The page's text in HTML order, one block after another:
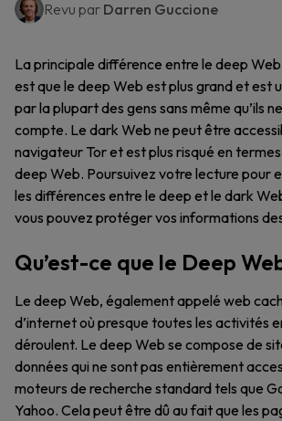
Revu par Darren Guccione
La principale différence entre le deep
est que le deep Web est plus grand et est
par la plupart des gens sans même qu’ils
compte. Le dark Web ne peut être
navigateur Tor et est plus risqué en termes
deep Web. Poursuivez votre lecture pour
les différences entre le deep et le dark
vous pouvez protéger vos informations
Qu’est-ce que le Deep
Le deep Web, également appelé web
d’internet où presque toutes les activités
déroulent. Le deep Web se compose de
données qui ne sont pas entièrement
moteurs de recherche standard tels que
Yahoo. Cela peut être dû au fait que les